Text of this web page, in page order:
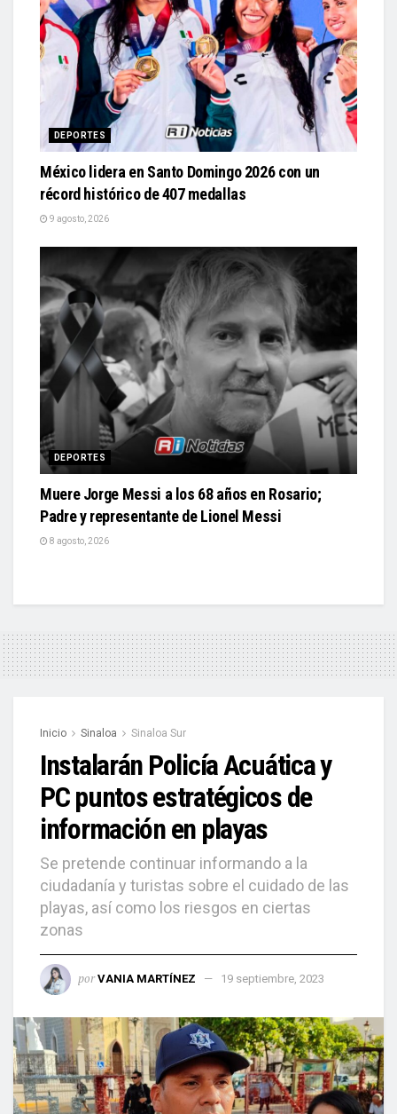
DEPORTES
México lidera en Santo Domingo 2026 con un
récord histórico de 407 medallas
9 agosto, 2026
DEPORTES
Muere Jorge Messi a los 68 años en Rosario;
Padre y representante de Lionel Messi
8 agosto, 2026
Inicio Sinaloa Sinaloa Sur
Instalarán Policía Acuática y
PC puntos estratégicos de
información en playas
Se pretende continuar informando a la
ciudadanía y turistas sobre el cuidado de las
playas, así como los riesgos en ciertas
zonas
por VANIA MARTÍNEZ 19 septiembre, 2023